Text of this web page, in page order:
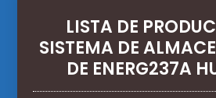
LISTA DE
SISTEMA DE
DE ENERG237A